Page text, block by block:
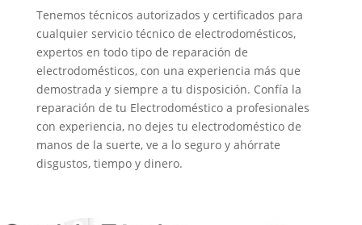
Tenemos técnicos autorizados y certificados para
cualquier servicio técnico de electrodomésticos,
expertos en todo tipo de reparación de
electrodomésticos, con una experiencia más que
demostrada y siempre a tu disposición. Confía la
reparación de tu Electrodoméstico a profesionales
con experiencia, no dejes tu electrodoméstico de
manos de la suerte, ve a lo seguro y ahórrate
disgustos, tiempo y dinero.